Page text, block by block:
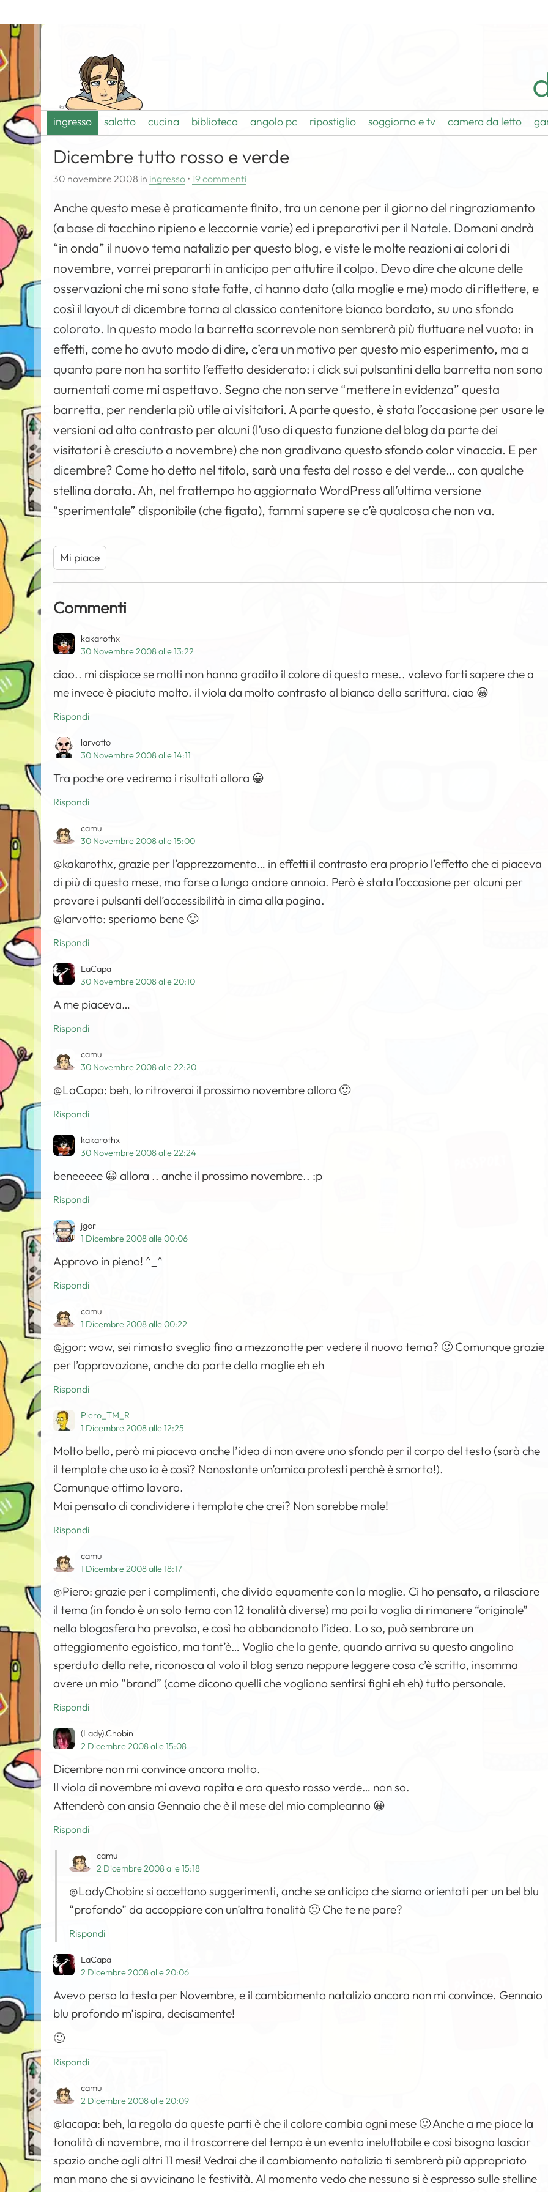
ingresso salotto cucina biblioteca angolo pc ripostiglio soggiorno e tv camera da letto
Dicembre tutto rosso e verde
30 novembre 2008 in ingresso • 19 commenti
Anche questo mese è praticamente finito, tra un cenone per il giorno del ringraziamento
(a base di tacchino ripieno e leccornie varie) ed i preparativi per il Natale. Domani andrà
“in onda” il nuovo tema natalizio per questo blog, e viste le molte reazioni ai colori di
novembre, vorrei prepararti in anticipo per attutire il colpo. Devo dire che alcune delle
osservazioni che mi sono state fatte, ci hanno dato (alla moglie e me) modo di riflettere, e
così il layout di dicembre torna al classico contenitore bianco bordato, su uno sfondo
colorato. In questo modo la barretta scorrevole non sembrerà più fluttuare nel vuoto: in
effetti, come ho avuto modo di dire, c’era un motivo per questo mio esperimento, ma a
quanto pare non ha sortito l’effetto desiderato: i click sui pulsantini della barretta non sono
aumentati come mi aspettavo. Segno che non serve “mettere in evidenza” questa
barretta, per renderla più utile ai visitatori. A parte questo, è stata l’occasione per usare le
versioni ad alto contrasto per alcuni (l’uso di questa funzione del blog da parte dei
visitatori è cresciuto a novembre) che non gradivano questo sfondo color vinaccia. E per
dicembre? Come ho detto nel titolo, sarà una festa del rosso e del verde… con qualche
stellina dorata. Ah, nel frattempo ho aggiornato WordPress all’ultima versione
“sperimentale” disponibile (che figata), fammi sapere se c’è qualcosa che non va.
Mi piace
Commenti
kakarothx
30 Novembre 2008 alle 13:22
ciao.. mi dispiace se molti non hanno gradito il colore di questo mese.. volevo farti sapere che a
me invece è piaciuto molto. il viola da molto contrasto al bianco della scrittura. ciao 😀
Rispondi
larvotto
30 Novembre 2008 alle 14:11
Tra poche ore vedremo i risultati allora 😀
Rispondi
camu
30 Novembre 2008 alle 15:00
@kakarothx, grazie per l’apprezzamento… in effetti il contrasto era proprio l’effetto che ci piaceva
di più di questo mese, ma forse a lungo andare annoia. Però è stata l’occasione per alcuni per
provare i pulsanti dell’accessibilità in cima alla pagina.
@larvotto: speriamo bene 🙂
Rispondi
LaCapa
30 Novembre 2008 alle 20:10
A me piaceva…
Rispondi
camu
30 Novembre 2008 alle 22:20
@LaCapa: beh, lo ritroverai il prossimo novembre allora 🙂
Rispondi
kakarothx
30 Novembre 2008 alle 22:24
beneeeee 😀 allora .. anche il prossimo novembre.. :p
Rispondi
jgor
1 Dicembre 2008 alle 00:06
Approvo in pieno! ^_^
Rispondi
camu
1 Dicembre 2008 alle 00:22
@jgor: wow, sei rimasto sveglio fino a mezzanotte per vedere il nuovo tema? 🙂 Comunque grazie
per l’approvazione, anche da parte della moglie eh eh
Rispondi
Piero_TM_R
1 Dicembre 2008 alle 12:25
Molto bello, però mi piaceva anche l’idea di non avere uno sfondo per il corpo del testo (sarà che
il template che uso io è così? Nonostante un’amica protesti perchè è smorto!).
Comunque ottimo lavoro.
Mai pensato di condividere i template che crei? Non sarebbe male!
Rispondi
camu
1 Dicembre 2008 alle 18:17
@Piero: grazie per i complimenti, che divido equamente con la moglie. Ci ho pensato, a rilasciare
il tema (in fondo è un solo tema con 12 tonalità diverse) ma poi la voglia di rimanere “originale”
nella blogosfera ha prevalso, e così ho abbandonato l’idea. Lo so, può sembrare un
atteggiamento egoistico, ma tant’è… Voglio che la gente, quando arriva su questo angolino
sperduto della rete, riconosca al volo il blog senza neppure leggere cosa c’è scritto, insomma
avere un mio “brand” (come dicono quelli che vogliono sentirsi fighi eh eh) tutto personale.
Rispondi
(Lady).Chobin
2 Dicembre 2008 alle 15:08
Dicembre non mi convince ancora molto.
Il viola di novembre mi aveva rapita e ora questo rosso verde… non so.
Attenderò con ansia Gennaio che è il mese del mio compleanno 😀
Rispondi
camu
2 Dicembre 2008 alle 15:18
@LadyChobin: si accettano suggerimenti, anche se anticipo che siamo orientati per un bel blu
“profondo” da accoppiare con un’altra tonalità 🙂 Che te ne pare?
Rispondi
LaCapa
2 Dicembre 2008 alle 20:06
Avevo perso la testa per Novembre, e il cambiamento natalizio ancora non mi convince. Gennaio
blu profondo m’ispira, decisamente!
🙂
Rispondi
camu
2 Dicembre 2008 alle 20:09
@lacapa: beh, la regola da queste parti è che il colore cambia ogni mese 🙂 Anche a me piace la
tonalità di novembre, ma il trascorrere del tempo è un evento ineluttabile e così bisogna lasciar
spazio anche agli altri 11 mesi! Vedrai che il cambiamento natalizio ti sembrerà più appropriato
man mano che si avvicinano le festività. Al momento vedo che nessuno si è espresso sulle stelline